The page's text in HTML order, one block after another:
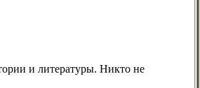
и литературы. Никто не